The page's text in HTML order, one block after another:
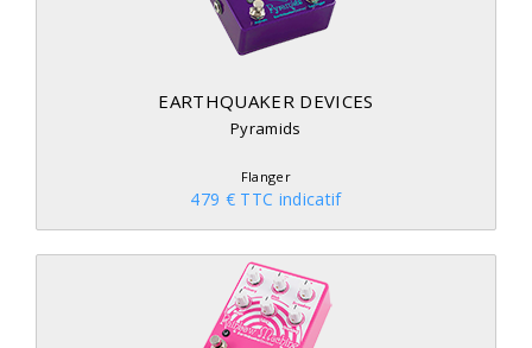
EARTHQUAKER DEVICES
Pyramids
Flanger
479 € TTC indicatif